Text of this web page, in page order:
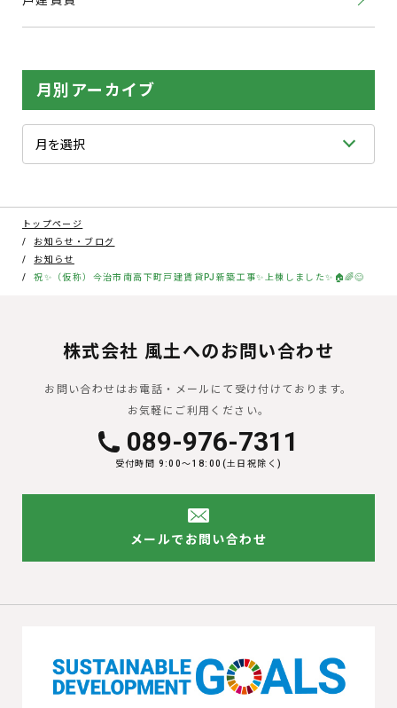
月別アーカイブ
トップページ
お知らせ・ブログ
お知らせ
祝✨（仮称）今治市南高下町戸建賃貸PJ新築工事✨上棟しました✨🏠🌈😊
株式会社 風土へのお問い合わせ
お問い合わせはお電話・メールにて受け付けております。
お気軽にご利用ください。
089-976-7311
受付時間 9:00〜18:00(土日祝除く)
メールでお問い合わせ